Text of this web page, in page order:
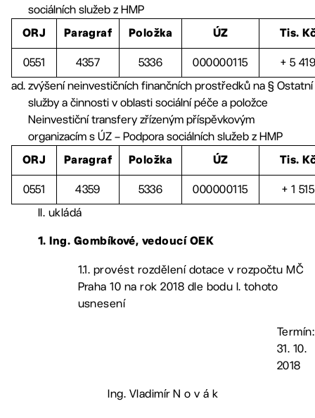
sociálních služeb z HMP
ORJ Paragraf Položka ÚZ Tis.
0551 4357 5336 000000115
+ 5
zvýšení neinvestičních finančních prostředků na § Ostatní
služby a činnosti v oblasti sociální péče a položce
Neinvestiční transfery zřízeným příspěvkovým
organizacím s ÚZ – Podpora sociálních služeb z HMP
ORJ Paragraf Položka ÚZ Tis.
0551 4359 5336 000000115
+ 1 515
II. ukládá
1. Ing. Gombíkové, vedoucí OEK
1.1. provést rozdělení dotace v rozpočtu MČ
Praha 10 na rok 2018 dle bodu I. tohoto
usnesení
Termín:
31. 10.
2018
Ing. Vladimír N o v á k